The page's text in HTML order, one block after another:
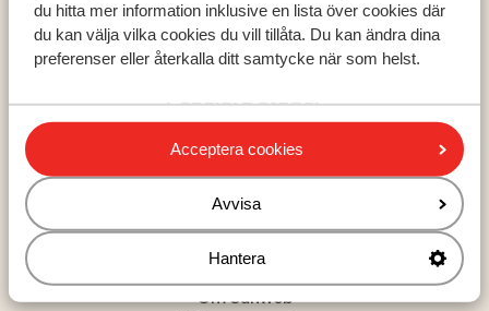
du hitta mer information inklusive en lista över cookies där
du kan välja vilka cookies du vill tillåta. Du kan ändra dina
preferenser eller återkalla ditt samtycke när som helst.
Acceptera cookies
Avvisa
Hantera
Turkiets sydkust
Populära städer
Chania
Alanya
Rhodos-stad
Om Sunweb
Om Sunweb